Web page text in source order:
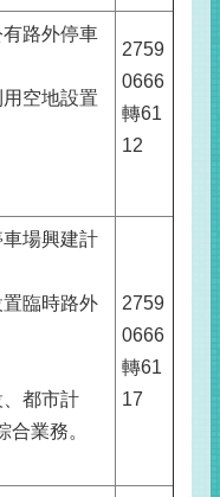
路外停車
空地設置
2759
0666
轉61
12
場興建計
臨時路外
都市計
業務。
2759
0666
轉61
17